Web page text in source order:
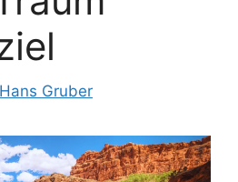
Hans Gruber